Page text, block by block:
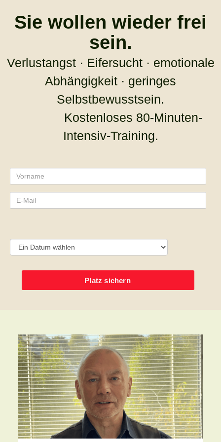
Sie wollen wieder frei
sein.
Verlustangst · Eifersucht · emotionale
Abhängigkeit · geringes
Selbstbewusstsein.
Kostenloses 80-Minuten-
Intensiv-Training.
Platz sichern